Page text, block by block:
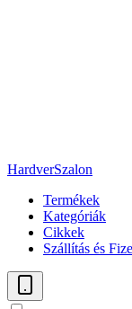
HardverSzalon
Termékek
Kategóriák
Cikkek
Szállítás és